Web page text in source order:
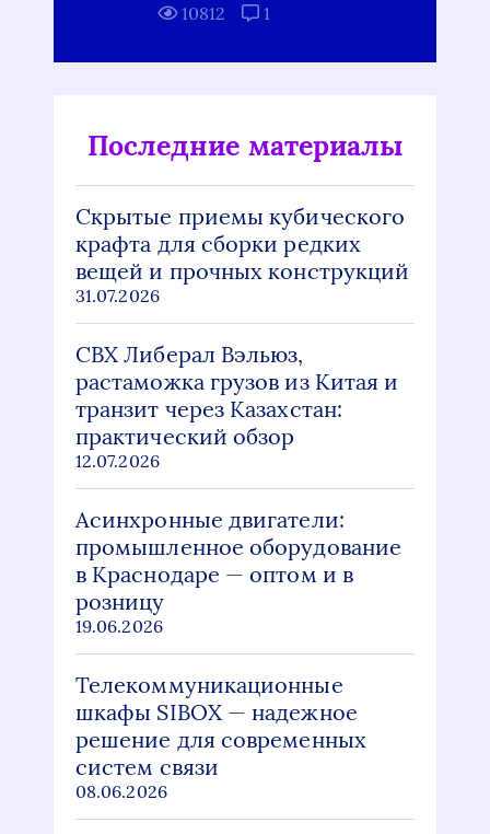
10812 1
Последние материалы
Скрытые приемы кубического
крафта для сборки редких
вещей и прочных конструкций
31.07.2026
СВХ Либерал Вэльюз,
растаможка грузов из Китая и
транзит через Казахстан:
практический обзор
12.07.2026
Асинхронные двигатели:
промышленное оборудование
в Краснодаре — оптом и в
розницу
19.06.2026
Телекоммуникационные
шкафы SIBOX — надежное
решение для современных
систем связи
08.06.2026